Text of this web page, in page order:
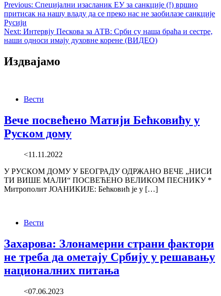
Previous: Специјални изасланик ЕУ за санкције (!) вршио
притисак на нашу владу да се преко нас не заобилазе санкције
Русији
Next: Интервју Пескова за АТВ: Срби су наша браћа и сестре,
наши односи имају духовне корене (ВИДЕО)
Издвајамо
Вести
Вече посвећено Матији Бећковићу у
Руском дому
<11.11.2022
У РУСКОМ ДОМУ У БЕОГРАДУ ОДРЖАНО ВЕЧЕ „НИСИ
ТИ ВИШЕ МАЛИ“ ПОСВЕЋЕНО ВЕЛИКОМ ПЕСНИКУ *
Митрополит ЈОАНИКИЈЕ: Бећковић је у […]
Вести
Захарова: Злонамерни страни фактори
не треба да ометају Србију у решавању
националних питања
<07.06.2023